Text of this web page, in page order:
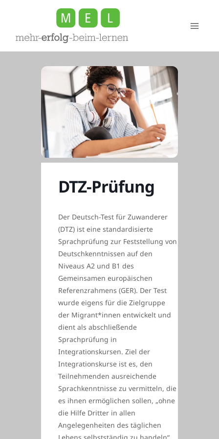
springen
DTZ-Prüfung
Der Deutsch-Test für Zuwanderer
(DTZ) ist eine standardisierte
Sprachprüfung zur Feststellung von
Deutschkenntnissen auf den
Niveaus A2 und B1 des
Gemeinsamen europäischen
Referenzrahmens (GER). Der Test
wurde eigens für die Zielgruppe
der Migrant*innen entwickelt und
dient als abschließende
Sprachprüfung in
Integrationskursen. Ziel der
Integrationskurse ist es, den
Teilnehmenden ausreichende
Sprachkenntnisse zu vermitteln, die
es ihnen ermöglichen sollen, „ohne
die Hilfe Dritter in allen
Angelegenheiten des täglichen